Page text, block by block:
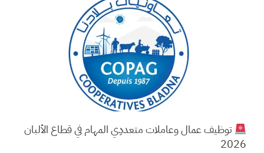
توظيف عمال وعاملات متعددِي المهام في قطاع الألبان
2026